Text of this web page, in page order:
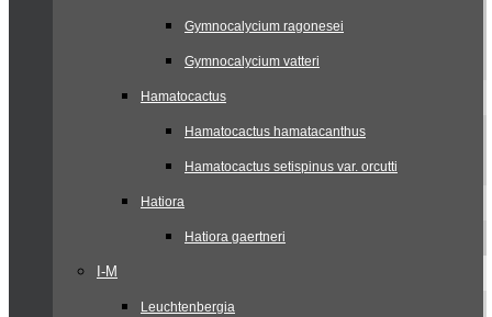
Gymnocalycium ragonesei
Gymnocalycium vatteri
Hamatocactus
Hamatocactus hamatacanthus
Hamatocactus setispinus var. orcutti
Hatiora
Hatiora gaertneri
I-M
Leuchtenbergia